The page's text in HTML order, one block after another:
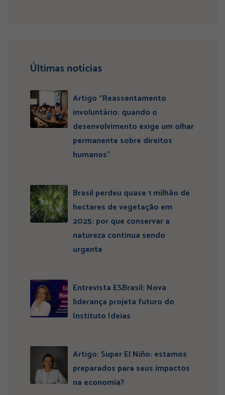
Últimas notícias
Artigo “Reassentamento
involuntário: quando o
desenvolvimento exige um olhar
permanente sobre direitos
humanos”
Brasil perdeu quase 1 milhão de
hectares de vegetação em
2025: por que conservar a
natureza continua sendo
urgente
Entrevista ESBrasil: Nova
liderança projeta futuro do
Instituto Ideias
Artigo: Super El Niño: estamos
preparados para seus impactos
na economia?